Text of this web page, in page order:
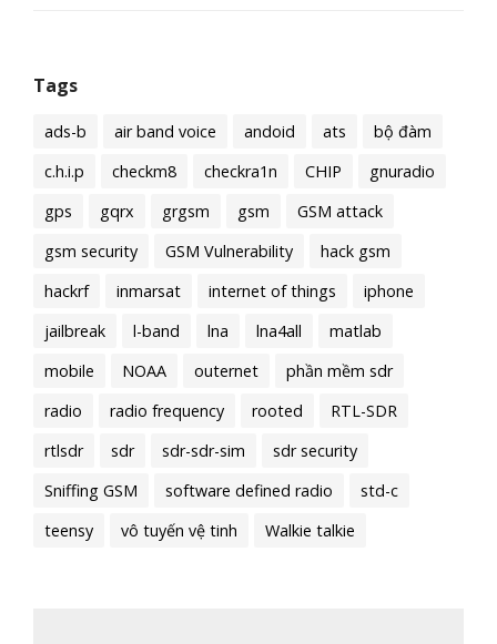
Tags
ads-b air band voice andoid ats
bộ đàm
c.h.i.p
checkm8 checkra1n CHIP
gnuradio
gps
gqrx grgsm gsm
GSM attack
gsm security
GSM Vulnerability
hack gsm
hackrf
inmarsat internet of things
iphone
jailbreak
l-band lna lna4all
matlab
mobile
NOAA outernet
phần mềm sdr
radio
radio frequency rooted
RTL-SDR
rtlsdr
sdr sdr-sdr-sim
sdr security
Sniffing GSM
software defined radio
std-c
teensy
vô tuyến vệ tinh Walkie talkie